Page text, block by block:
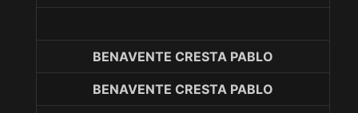
BENAVENTE CRESTA PABLO
BENAVENTE CRESTA PABLO